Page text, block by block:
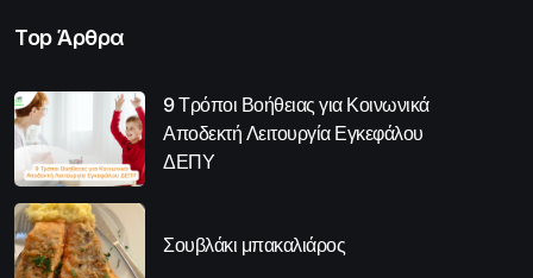
Top Άρθρα
9 Τρόποι Βοήθειας για Κοινωνικά
Αποδεκτή Λειτουργία Εγκεφάλου
ΔΕΠΥ
Σουβλάκι μπακαλιάρος